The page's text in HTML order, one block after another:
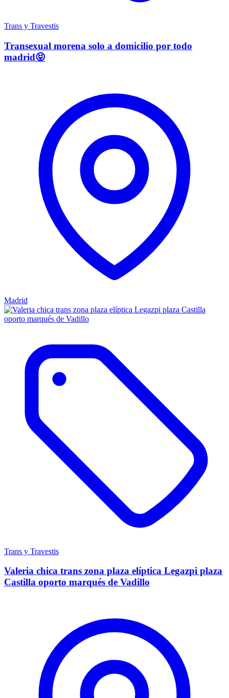
Trans y Travestis
Transexual morena solo a domicilio por todo
madrid😝
Madrid
Trans y Travestis
Valeria chica trans zona plaza elíptica Legazpi plaza
Castilla oporto marqués de Vadillo